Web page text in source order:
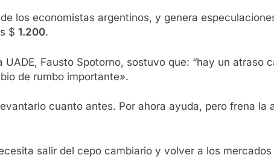
los economistas argentinos, y genera
$ 1.200.
UADE, Fausto Spotorno, sostuvo que: “hay un
de rumbo importante».
cuanto antes. Por ahora ayuda, pero frena la
salir del cepo cambiario y volver a los